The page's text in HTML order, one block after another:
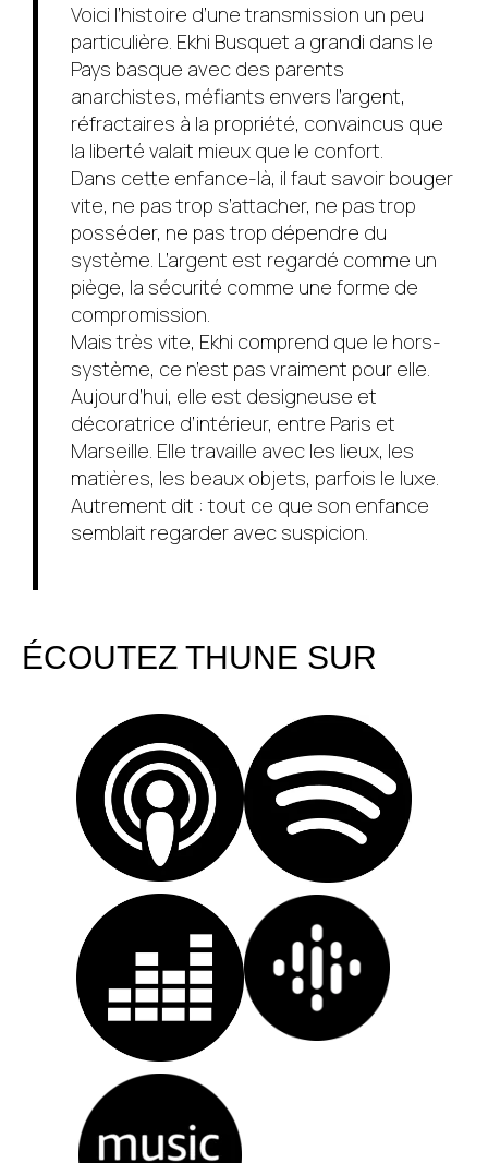
Voici l’histoire d’une transmission un peu
particulière. Ekhi Busquet a grandi dans le
Pays basque avec des parents
anarchistes, méfiants envers l’argent,
réfractaires à la propriété, convaincus que
la liberté valait mieux que le confort.
Dans cette enfance-là, il faut savoir bouger
vite, ne pas trop s’attacher, ne pas trop
posséder, ne pas trop dépendre du
système. L’argent est regardé comme un
piège, la sécurité comme une forme de
compromission.
Mais très vite, Ekhi comprend que le hors-
système, ce n’est pas vraiment pour elle.
Aujourd’hui, elle est designeuse et
décoratrice d’intérieur, entre Paris et
Marseille. Elle travaille avec les lieux, les
matières, les beaux objets, parfois le luxe.
Autrement dit : tout ce que son enfance
semblait regarder avec suspicion.
ÉCOUTEZ THUNE SUR